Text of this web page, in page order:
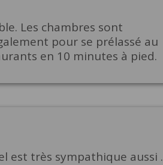
Les chambres sont
pour se prélassé au
en 10 minutes à pied.
est très sympathique aussi .